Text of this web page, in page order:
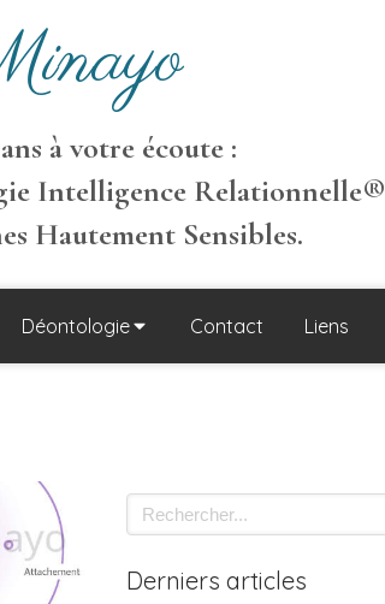
à votre écoute :
Intelligence Relationnelle®
Hautement Sensibles.
Déontologie Contact Liens
Rechercher
Derniers articles